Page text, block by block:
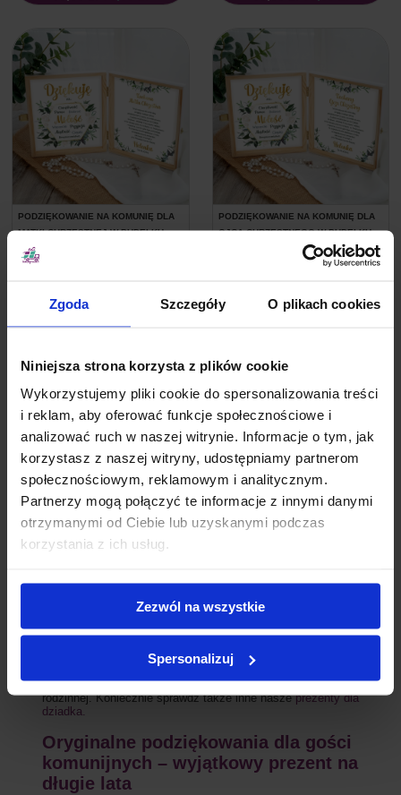
Zgoda Szczegóły O plikach cookies
Niniejsza strona korzysta z plików cookie
Wykorzystujemy pliki cookie do spersonalizowania treści
i reklam, aby oferować funkcje społecznościowe i
analizować ruch w naszej witrynie. Informacje o tym, jak
korzystasz z naszej witryny, udostępniamy partnerom
społecznościowym, reklamowym i analitycznym.
Partnerzy mogą połączyć te informacje z innymi danymi
otrzymanymi od Ciebie lub uzyskanymi podczas
korzystania z ich usług.
Zezwól na wszystkie
Spersonalizuj
PODZIĘKOWANIE NA KOMUNIĘ DLA
MATKI CHRZESTNEJ W PUDEŁKU -
DZIĘKUJĘ CI
PODZIĘKOWANIE NA KOMUNIĘ DLA
OJCA CHRZESTNEGO W PUDEŁKU -
chrzestnych – wyjątkowy gest
Podziękowania komunijne dla chrzestnychto wspaniały
sposób na wyrażenie wdzięczności bliskim, którzy
odgrywają ważną rolę w duchowym życiu dziecka.
Wybierając małe drewniane pudełka z grawerem na wieczku,
można stworzyć niepowtarzalny i osobisty prezent, który
będzie przypominał o tej szczególnej chwili. Grawer,
zawierający imię dziecka oraz datę komunii, dodaje
unikalnego charakteru, a drewniana wklejka wewnątrz
pozwala na umieszczenie osobistej dedykacji.
Podziękowania komunijne dla
Podziękowania komunijne dla dziadków
znaczenie, ponieważ dziadkowie często pełnią rolę
opiekunów i nauczycieli w życiu młodego człowieka.
grawerem, pokazujemy, jak bardzo doceniamy ich wsparcie i
tego wyjątkowego dnia, ale także symbolem trwałej więzi
rodzinnej. Koniecznie sprawdź także inne naszeprezenty dla
dziadka.
Oryginalne podziękowania dla gości
komunijnych – wyjątkowy prezent na
długie lata